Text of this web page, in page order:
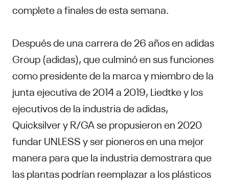
complete a finales de esta semana.
Después de una carrera de 26 años en adidas
Group (adidas), que culminó en sus funciones
como presidente de la marca y miembro de la
junta ejecutiva de 2014 a 2019, Liedtke y los
ejecutivos de la industria de adidas,
Quicksilver y R/GA se propusieron en 2020
fundar UNLESS y ser pioneros en una mejor
manera para que la industria demostrara que
las plantas podrían reemplazar a los plásticos